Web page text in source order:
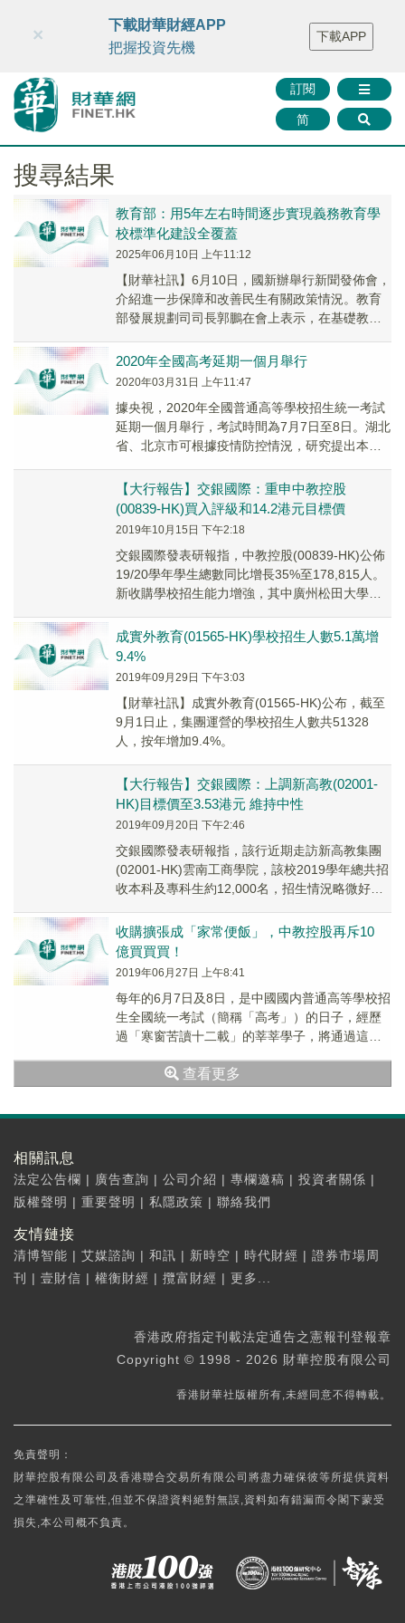
財華智庫網 FINTV FINMETA 財華證券 媒體矩陣
智庫沙龍
聯絡我們
訂閱
简
×
下載財華財經APP
把握投資先機
下載APP
搜尋結果
教育部：用5年左右時間逐步實現義務教育學
校標準化建設全覆蓋
2025年06月10日 上午11:12
【財華社訊】6月10日，國新辦舉行新聞發佈會，
介紹進一步保障和改善民生有關政策情況。教育
部發展規劃司司長郭鵬在會上表示，在基礎教育
源統籌...
2020年全國高考延期一個月舉行
2020年03月31日 上午11:47
據央視，2020年全國普通高等學校招生統一考試
延期一個月舉行，考試時間為7月7日至8日。湖北
省、北京市可根據疫情防控情況，研究提出本地
社會發佈。
【大行報告】交銀國際：重申中教控股
(00839-HK)買入評級和14.2港元目標價
2019年10月15日 下午2:18
交銀國際發表研報指，中教控股(00839-HK)公佈
19/20學年學生總數同比增長35%至178,815人。
新收購學校招生能力增強，其中廣州松田大學與
成實外教育(01565-HK)學校招生人數5.1萬增
9.4%
2019年09月29日 下午3:03
【財華社訊】成實外教育(01565-HK)公布，截至
9月1日止，集團運營的學校招生人數共51328
人，按年增加9.4%。
【大行報告】交銀國際：上調新高教(02001-
HK)目標價至3.53港元 維持中性
2019年09月20日 下午2:46
交銀國際發表研報指，該行近期走訪新高教集團
(02001-HK)雲南工商學院，該校2019學年總共招
收本科及專科生約12,000名，招生情況略微好於
收購擴張成「家常便飯」，中教控股再斥10
億買買買！
2019年06月27日 上午8:41
每年的6月7日及8日，是中國國内普通高等學校招
生全國統一考試（簡稱「高考」）的日子，經歷
過「寒窗苦讀十二載」的莘莘學子，將通過這個
查看更多
相關訊息
法定公告欄 | 廣告查詢 | 公司介紹 | 專欄邀稿 | 投資者關係 |
版權聲明 | 重要聲明 | 私隱政策 | 聯絡我們
友情鏈接
清博智能 | 艾媒諮詢 | 和訊 | 新時空 | 時代財經 | 證券市場周
刊
| 壹財信 | 權衡財經 | 攬富財經 | 更多...
香港政府指定刊載法定通告之憲報刊登報章
Copyright © 1998 - 2026 財華控股有限公司
香港財華社版權所有,未經同意不得轉載。
免責聲明：
財華控股有限公司及香港聯合交易所有限公司將盡力確保彼等所提供資料
之準確性及可靠性,但並不保證資料絕對無誤,資料如有錯漏而令閣下蒙受
損失,本公司概不負責。